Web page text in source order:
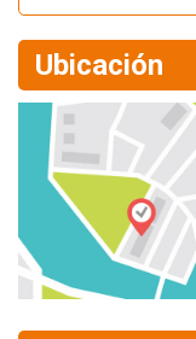
Ubicación